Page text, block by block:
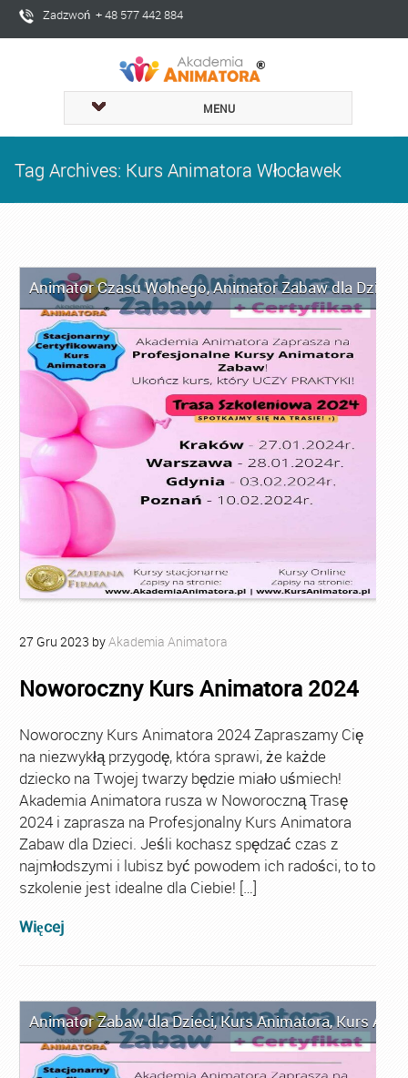
Zadzwoń + 48 577 442 884
MENU
Tag Archives: Kurs Animatora Włocławek
Animator Czasu Wolnego,Animator Zabaw dla Dzieci
27 Gru 2023 byAkademia Animatora
Noworoczny Kurs Animatora 2024
Noworoczny Kurs Animatora 2024 Zapraszamy Cię
na niezwykłą przygodę, która sprawi, że każde
dziecko na Twojej twarzy będzie miało uśmiech!
Akademia Animatora rusza w Noworoczną Trasę
2024 i zaprasza na Profesjonalny Kurs Animatora
Zabaw dla Dzieci. Jeśli kochasz spędzać czas z
najmłodszymi i lubisz być powodem ich radości, to to
szkolenie jest idealne dla Ciebie! […]
Więcej
Animator Zabaw dla Dzieci,Kurs Animatora,Kurs